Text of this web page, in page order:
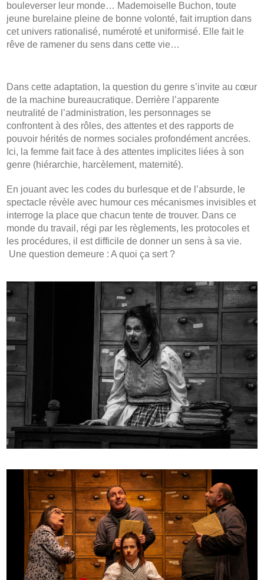
bouleverser leur monde… Mademoiselle Buchon, toute
jeune burelaine pleine de bonne volonté, fait irruption dans
cet univers rationalisé, numéroté et uniformisé. Elle fait le
rêve de ramener du sens dans cette vie…
Dans cette adaptation, la question du genre s’invite au cœur
de la machine bureaucratique. Derrière l’apparente
neutralité de l’administration, les personnages se
confrontent à des rôles, des attentes et des rapports de
pouvoir hérités de normes sociales profondément ancrées.
Ici, la femme fait face à des attentes implicites liées à son
genre (hiérarchie, harcèlement, maternité).
En jouant avec les codes du burlesque et de l’absurde, le
spectacle révèle avec humour ces mécanismes invisibles et
interroge la place que chacun tente de trouver. Dans ce
monde du travail, régi par les règlements, les protocoles et
les procédures, il est difficile de donner un sens à sa vie.
Une question demeure : A quoi ça sert ?